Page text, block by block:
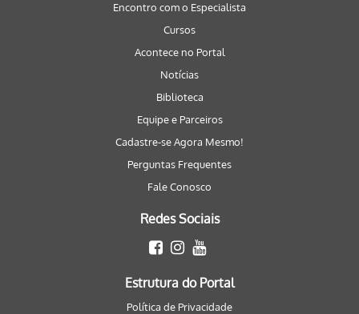
Encontro com o Especialista
Cursos
Acontece no Portal
Notícias
Biblioteca
Equipe e Parceiros
Cadastre-se Agora Mesmo!
Perguntas Frequentes
Fale Conosco
Redes Sociais
Estrutura do Portal
Política de Privacidade